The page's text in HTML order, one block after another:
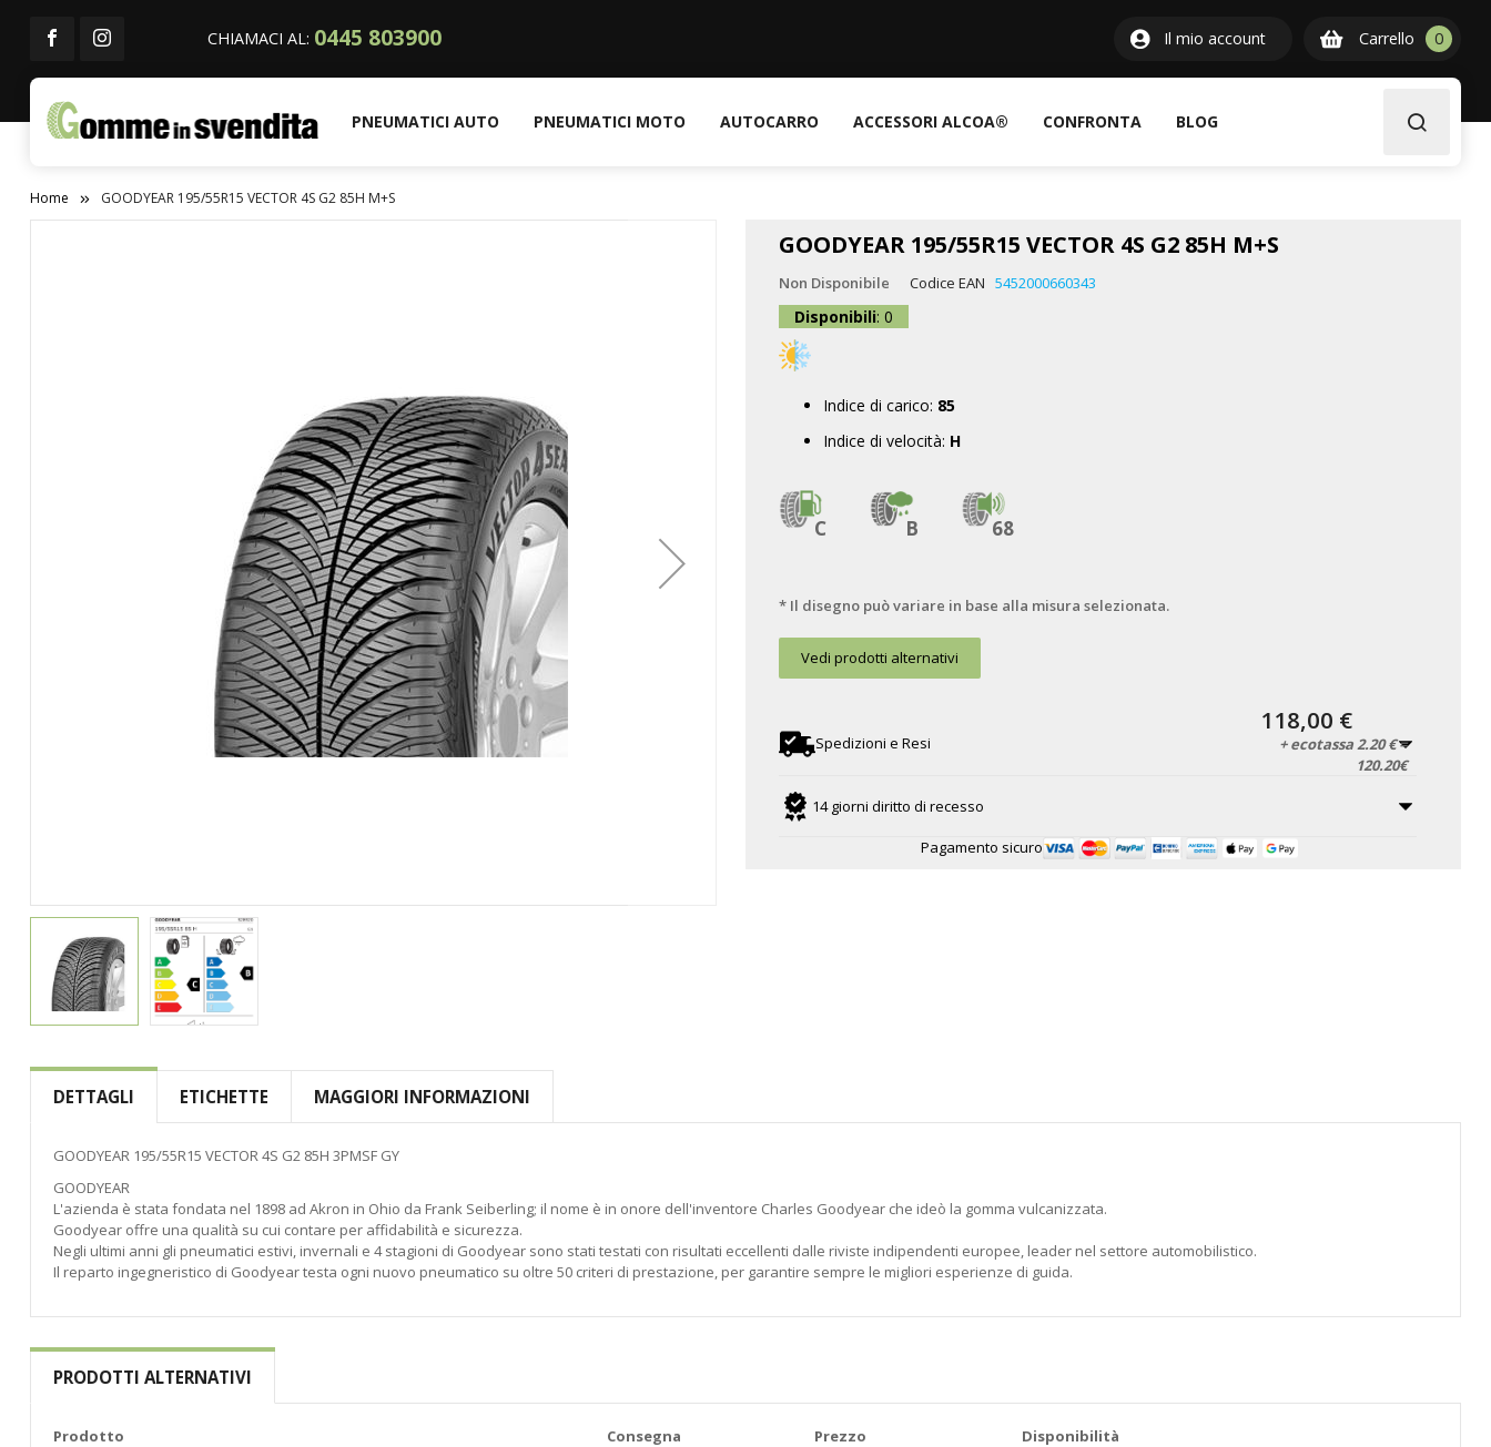
CHIAMACI AL: 0445 803900 Il mio account Carrello 00
PNEUMATICI AUTO PNEUMATICI MOTO AUTOCARRO ACCESSORI ALCOA® CONFRONTA BLOG
Home GOODYEAR 195/55R15 VECTOR 4S G2 85H M+S
GOODYEAR 195/55R15 VECTOR 4S G2 85H M+S
Non Disponibile Codice EAN 5452000660343
Disponibili: 0
Indice di carico: 85
Indice di velocità: H
C B 68
* Il disegno può variare in base alla misura selezionata.
Vedi prodotti alternativi
Spedizioni e Resi
14 giorni diritto di recesso
Pagamento sicuro
118,00 €
+ ecotassa 2.20 € =
120.20€
all'inizio
della
galleria
immagini
DETTAGLI ETICHETTE MAGGIORI INFORMAZIONI
GOODYEAR 195/55R15 VECTOR 4S G2 85H 3PMSF GY
GOODYEAR
L'azienda è stata fondata nel 1898 ad Akron in Ohio da Frank Seiberling; il nome è in onore dell'inventore Charles Goodyear che ideò la gomma vulcanizzata.
Goodyear offre una qualità su cui contare per affidabilità e sicurezza.
Negli ultimi anni gli pneumatici estivi, invernali e 4 stagioni di Goodyear sono stati testati con risultati eccellenti dalle riviste indipendenti europee, leader nel settore automobilistico.
Il reparto ingegneristico di Goodyear testa ogni nuovo pneumatico su oltre 50 criteri di prestazione, per garantire sempre le migliori esperienze di guida.
PRODOTTI ALTERNATIVI
Prodotto Consegna Prezzo Disponibilità